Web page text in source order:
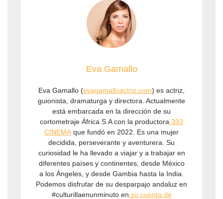
Eva Gamallo
Eva Gamallo (evagamalloactriz.com) es actriz,
guionista, dramaturga y directora. Actualmente
está embarcada en la dirección de su
cortometraje África S.A con la productora ⁠ 393
CINEMA⁠ que fundó en 2022. Es una mujer
decidida, perseverante y aventurera. Su
curiosidad le ha llevado a viajar y a trabajar en
diferentes países y continentes, desde México
a los Ángeles, y desde Gambia hasta la India.
Podemos disfrutar de su desparpajo andaluz en
#culturillaenunminuto en ⁠su cuenta de